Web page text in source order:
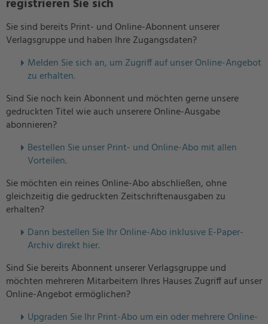
registrieren Sie sich
Sie sind bereits Print- und Online-Abonnent unserer
Verlagsgruppe und haben Ihre Zugangsdaten?
Melden Sie sich an, um Zugriff auf unser Online-Angebot
zu erhalten.
Sind Sie noch kein Abonnent und möchten gerne unsere
gedruckten Titel wie auch unserere Online-Ausgabe
abonnieren?
Bestellen Sie unser Print- und Online-Abo mit allen
Vorteilen.
Sie möchten ein reines Online-Abo abschließen, ohne
gleichzeitig die gedruckten Zeitschriftenausgaben zu
erhalten?
Dann bestellen Sie Ihr Online-Abo inklusive E-Paper-
Archiv direkt hier.
Sind Sie bereits Abonnent unserer Verlagsgruppe und
möchten mehreren Mitarbeitern Ihres Hauses Zugriff auf unser
Online-Angebot ermöglichen?
Upgraden Sie Ihr Print-Abo um ein oder mehrere Online-